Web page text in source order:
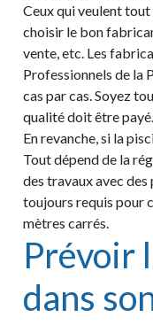
Ceux qui veulent
choisir le bon
vente, etc. Les
Professionnels de la
cas par cas. Soyez
qualité doit être payé.
En revanche, si la
Tout dépend de la
des travaux avec
toujours requis pour
mètres carrés.
Prévoir
dans